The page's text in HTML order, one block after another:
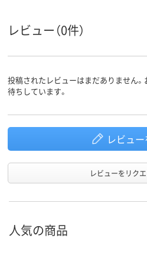
レビュー（0件）
投稿されたレビューはまだありません
待ちしています。
レビュー
レビューをリク
人気の商品